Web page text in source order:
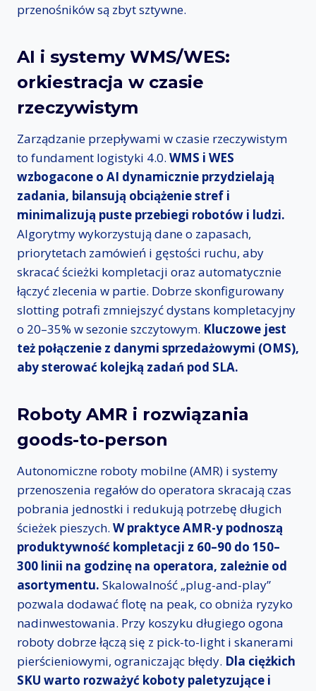
przenośników są zbyt sztywne.
AI i systemy WMS/WES:
orkiestracja w czasie
rzeczywistym
Zarządzanie przepływami w czasie rzeczywistym
to fundament logistyki 4.0. WMS i WES
wzbogacone o AI dynamicznie przydzielają
zadania, bilansują obciążenie stref i
minimalizują puste przebiegi robotów i ludzi.
Algorytmy wykorzystują dane o zapasach,
priorytetach zamówień i gęstości ruchu, aby
skracać ścieżki kompletacji oraz automatycznie
łączyć zlecenia w partie. Dobrze skonfigurowany
slotting potrafi zmniejszyć dystans kompletacyjny
o 20–35% w sezonie szczytowym. Kluczowe jest
też połączenie z danymi sprzedażowymi (OMS),
aby sterować kolejką zadań pod SLA.
Roboty AMR i rozwiązania
goods-to-person
Autonomiczne roboty mobilne (AMR) i systemy
przenoszenia regałów do operatora skracają czas
pobrania jednostki i redukują potrzebę długich
ścieżek pieszych. W praktyce AMR-y podnoszą
produktywność kompletacji z 60–90 do 150–
300 linii na godzinę na operatora, zależnie od
asortymentu. Skalowalność „plug-and-play”
pozwala dodawać flotę na peak, co obniża ryzyko
nadinwestowania. Przy koszyku długiego ogona
roboty dobrze łączą się z pick-to-light i skanerami
pierścieniowymi, ograniczając błędy. Dla ciężkich
SKU warto rozważyć koboty paletyzujące i